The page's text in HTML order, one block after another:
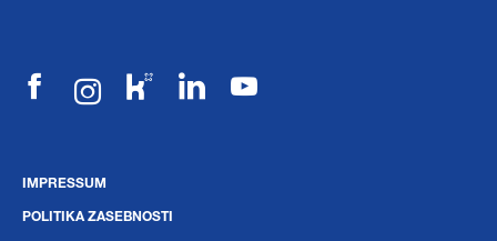
IMPRESSUM
POLITIKA ZASEBNOSTI